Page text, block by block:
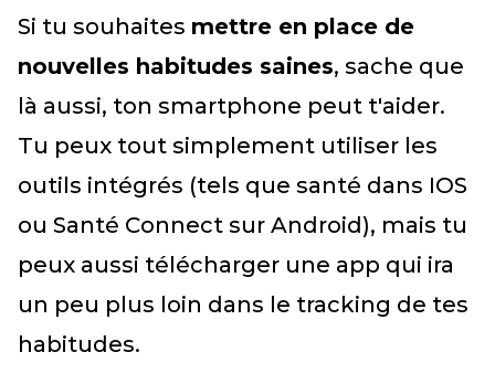
Si tu souhaites mettre en place de
nouvelles habitudes saines, sache que
là aussi, ton smartphone peut t'aider.
Tu peux tout simplement utiliser les
outils intégrés (tels que santé dans IOS
ou Santé Connect sur Android), mais tu
peux aussi télécharger une app qui ira
un peu plus loin dans le tracking de tes
habitudes.